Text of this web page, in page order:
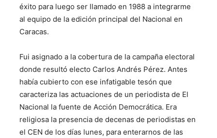
éxito para luego ser llamado en 1988 a integrarme
al equipo de la edición principal del Nacional en
Caracas.
Fui asignado a la cobertura de la campaña electoral
donde resultó electo Carlos Andrés Pérez. Antes
había cubierto con ese infatigable tesón que
caracteriza las actuaciones de un periodista de El
Nacional la fuente de Acción Democrática. Era
religiosa la presencia de decenas de periodistas en
el CEN de los días lunes, para enterarnos de las